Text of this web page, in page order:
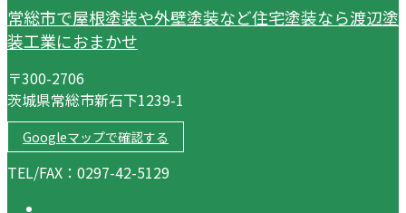
常総市で屋根塗装や外壁塗装など住宅塗装なら渡辺塗
装工業におまかせ
〒300-2706
茨城県常総市新石下1239-1
Googleマップで確認する
TEL/FAX：0297-42-5129